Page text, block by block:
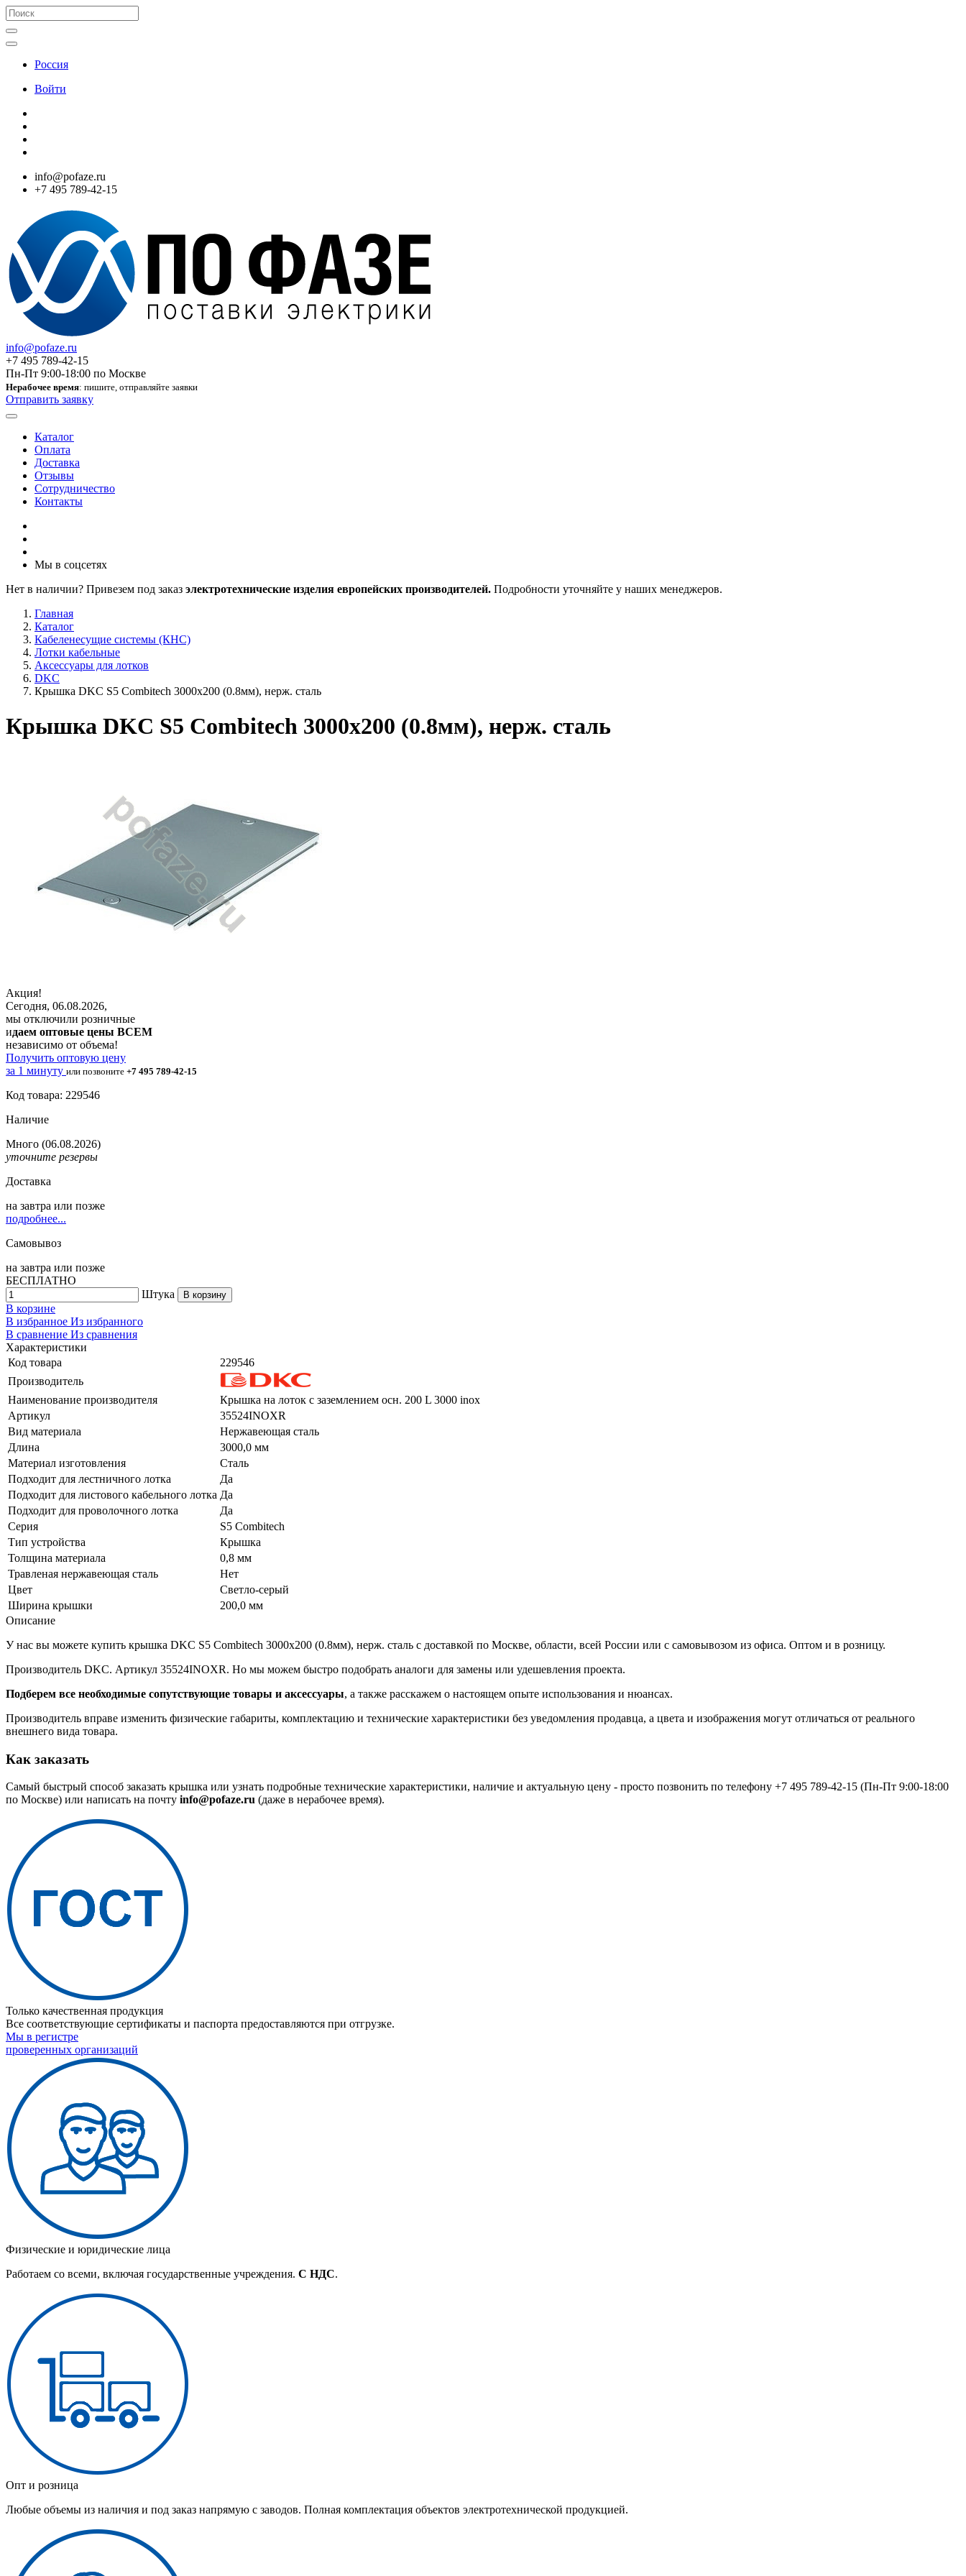
Россия
Войти
info@pofaze.ru
+7 495 789-42-15
info@pofaze.ru
+7 495 789-42-15
Пн-Пт 9:00-18:00 по Москве
Нерабочее время: пишите, отправляйте заявки
Отправить заявку
Каталог
Оплата
Доставка
Отзывы
Сотрудничество
Контакты
Мы в соцсетях
Нет в наличии? Привезем под заказ электротехнические изделия европейских производителей. Подробности уточняйте у наших менеджеров.
Главная
Каталог
Кабеленесущие системы (КНС)
Лотки кабельные
Аксессуары для лотков
DKC
Крышка DKC S5 Combitech 3000х200 (0.8мм), нерж. сталь
Крышка DKC S5 Combitech 3000х200 (0.8мм), нерж. сталь
Акция!
Сегодня, 06.08.2026,
мы отключили розничные
идаем оптовые цены ВСЕМ
независимо от объема!
Получить оптовую цену
за 1 минуту или позвоните +7 495 789-42-15
Код товара: 229546
Наличие
Много (06.08.2026)
уточните резервы
Доставка
на завтра или позже
подробнее...
Самовывоз
на завтра или позже
БЕСПЛАТНО
Штука
В корзину
В корзине
В избранное Из избранного
В сравнение Из сравнения
Характеристики
Код товара
229546
Производитель
Наименование производителя
Крышка на лоток с заземлением осн. 200 L 3000 inox
Артикул
35524INOXR
Вид материала
Нержавеющая сталь
Длина
3000,0 мм
Материал изготовления
Сталь
Подходит для лестничного лотка
Да
Подходит для листового кабельного лотка Да
Подходит для проволочного лотка
Да
Серия
S5 Combitech
Тип устройства
Крышка
Толщина материала
0,8 мм
Травленая нержавеющая сталь
Нет
Цвет
Светло-серый
Ширина крышки
200,0 мм
Описание
У нас вы можете купить крышка DKC S5 Combitech 3000х200 (0.8мм), нерж. сталь с доставкой по Москве, области, всей России или с самовывозом из офиса. Оптом и в розницу.
Производитель DKC. Артикул 35524INOXR. Но мы можем быстро подобрать аналоги для замены или удешевления проекта.
Подберем все необходимые сопутствующие товары и аксессуары, а также расскажем о настоящем опыте использования и нюансах.
Производитель вправе изменить физические габариты, комплектацию и технические характеристики без уведомления продавца, а цвета и изображения могут отличаться от реального
внешнего вида товара.
Как заказать
Самый быстрый способ заказать крышка или узнать подробные технические характеристики, наличие и актуальную цену - просто позвонить по телефону +7 495 789-42-15 (Пн-Пт 9:00-18:00
по Москве) или написать на почту info@pofaze.ru (даже в нерабочее время).
Только качественная продукция
Все соответствующие сертификаты и паспорта предоставляются при отгрузке.
Мы в регистре
проверенных организаций
Физические и юридические лица
Работаем со всеми, включая государственные учреждения. С НДС.
Опт и розница
Любые объемы из наличия и под заказ напрямую с заводов. Полная комплектация объектов электротехнической продукцией.